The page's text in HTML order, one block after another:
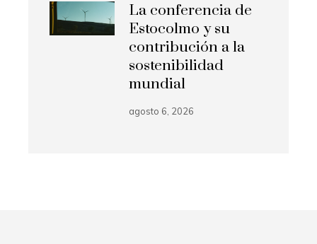
La conferencia de
Estocolmo y su
contribución a la
sostenibilidad
mundial
agosto 6, 2026